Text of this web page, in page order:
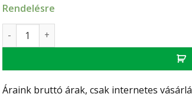
Rendelésre
Ferro Sera 5 funkciós zuhanyfej mennyiség
Áraink bruttó árak, csak internetes